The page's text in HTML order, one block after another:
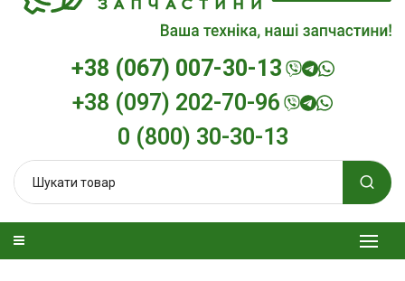
+38 (067) 007-30-13
+38 (097) 202-70-96
0 (800) 30-30-13